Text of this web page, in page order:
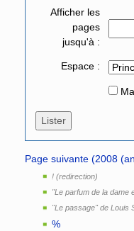
Afficher les
pages
jusqu'à :
Espace :
Page suivante (2008
!
"Le parfum de la dame
"Le passage" de Louis
%